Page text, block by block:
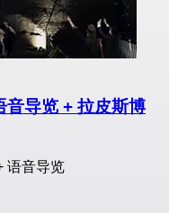
音导览 + 拉皮斯博
语音导览